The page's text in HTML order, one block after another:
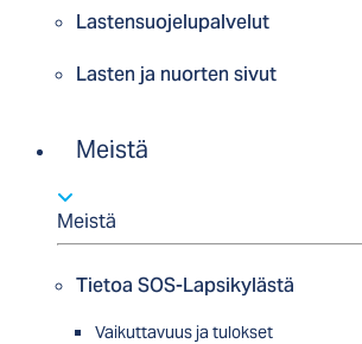
Lastensuojelupalvelut
Lasten ja nuorten sivut
Meistä
Meistä
Tietoa SOS-Lapsikylästä
Vaikuttavuus ja tulokset